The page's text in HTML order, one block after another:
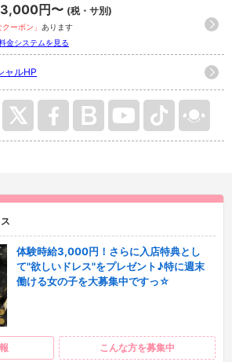
円〜 (税・サ別)
ーポン」 あります
金システムを見る
ャルHP
体験時給3,000円！さらに入店特典とし
て"欲しいドレス"をプレゼント♪特に週末
働ける女の子を大募集中ですっ☆
こんな方を募集中